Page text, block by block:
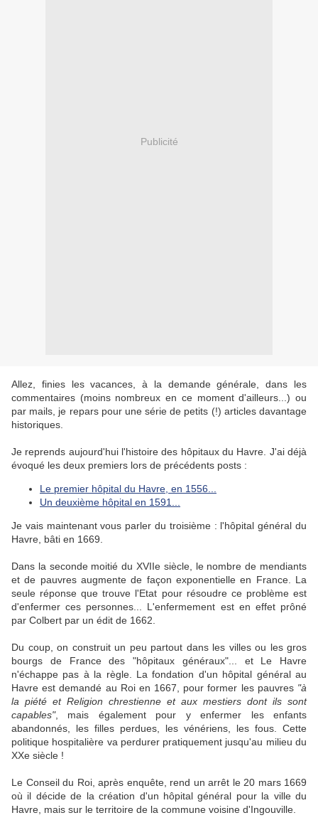
Publicité
Allez, finies les vacances, à la demande générale, dans les
commentaires (moins nombreux en ce moment d'ailleurs...) ou
par mails, je repars pour une série de petits (!) articles davantage
historiques.
Je reprends aujourd'hui l'histoire des hôpitaux du Havre. J'ai déjà
évoqué les deux premiers lors de précédents posts :
Le premier hôpital du Havre, en 1556...
Un deuxième hôpital en 1591...
Je vais maintenant vous parler du troisième : l'hôpital général du
Havre, bâti en 1669.
Dans la seconde moitié du XVIIe siècle, le nombre de mendiants
et de pauvres augmente de façon exponentielle en France. La
seule réponse que trouve l'Etat pour résoudre ce problème est
d'enfermer ces personnes... L'enfermement est en effet prôné
par Colbert par un édit de 1662.
Du coup, on construit un peu partout dans les villes ou les gros
bourgs de France des "hôpitaux généraux"... et Le Havre
n'échappe pas à la règle. La fondation d'un hôpital général au
Havre est demandé au Roi en 1667, pour former les pauvres "à
la piété et Religion chrestienne et aux mestiers dont ils sont
capables", mais également pour y enfermer les enfants
abandonnés, les filles perdues, les vénériens, les fous. Cette
politique hospitalière va perdurer pratiquement jusqu'au milieu du
XXe siècle !
Le Conseil du Roi, après enquête, rend un arrêt le 20 mars 1669
où il décide de la création d'un hôpital général pour la ville du
Havre, mais sur le territoire de la commune voisine d'Ingouville.